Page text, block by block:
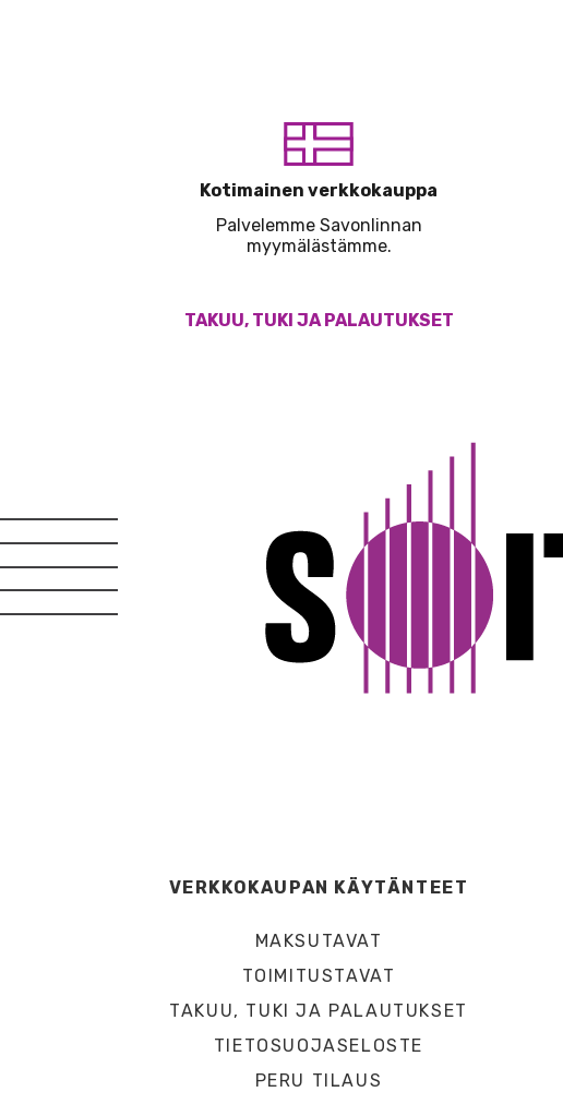
Kotimainen verkkokauppa
Palvelemme Savonlinnan
myymälästämme.
TAKUU, TUKI JA PALAUTUKSET
VERKKOKAUPAN KÄYTÄNTEET
MAKSUTAVAT
TOIMITUSTAVAT
TAKUU, TUKI JA PALAUTUKSET
TIETOSUOJASELOSTE
PERU TILAUS